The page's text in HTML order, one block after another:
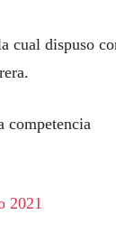
cual dispuso
competencia
2021